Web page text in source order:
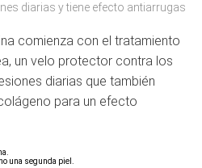
diarias y tiene efecto antiarrugas
comienza con el tratamiento
un velo protector contra los
diarias que también
para un efecto
una segunda piel.